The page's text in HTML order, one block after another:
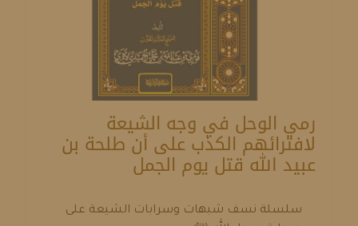
رمي الوحل في وجه الشيعة
لافترائهم الكذب على أن طلحة بن
عبيد الله قتل يوم الجمل
سلسلة نسف شبهات وسرابات الشيعة على